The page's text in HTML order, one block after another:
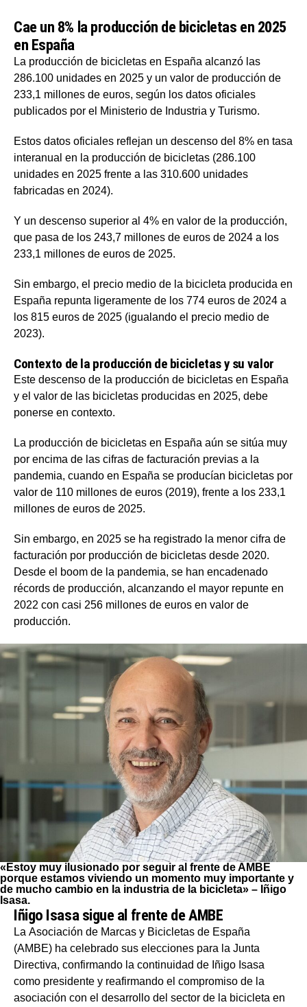
Cae un 8% la producción de bicicletas en 2025
en España
La producción de bicicletas en España alcanzó las
286.100 unidades en 2025 y un valor de producción de
233,1 millones de euros, según los datos oficiales
publicados por el Ministerio de Industria y Turismo.
Estos datos oficiales reflejan un descenso del 8% en tasa
interanual en la producción de bicicletas (286.100
unidades en 2025 frente a las 310.600 unidades
fabricadas en 2024).
Y un descenso superior al 4% en valor de la producción,
que pasa de los 243,7 millones de euros de 2024 a los
233,1 millones de euros de 2025.
Sin embargo, el precio medio de la bicicleta producida en
España repunta ligeramente de los 774 euros de 2024 a
los 815 euros de 2025 (igualando el precio medio de
2023).
Contexto de la producción de bicicletas y su valor
Este descenso de la producción de bicicletas en España
y el valor de las bicicletas producidas en 2025, debe
ponerse en contexto.
La producción de bicicletas en España aún se sitúa muy
por encima de las cifras de facturación previas a la
pandemia, cuando en España se producían bicicletas por
valor de 110 millones de euros (2019), frente a los 233,1
millones de euros de 2025.
Sin embargo, en 2025 se ha registrado la menor cifra de
facturación por producción de bicicletas desde 2020.
Desde el boom de la pandemia, se han encadenado
récords de producción, alcanzando el mayor repunte en
2022 con casi 256 millones de euros en valor de
producción.
«Estoy muy ilusionado por seguir al frente de AMBE
porque estamos viviendo un momento muy importante y
de mucho cambio en la industria de la bicicleta» – Iñigo
Isasa.
Iñigo Isasa sigue al frente de AMBE
La Asociación de Marcas y Bicicletas de España
(AMBE) ha celebrado sus elecciones para la Junta
Directiva, confirmando la continuidad de Iñigo Isasa
como presidente y reafirmando el compromiso de la
asociación con el desarrollo del sector de la bicicleta en